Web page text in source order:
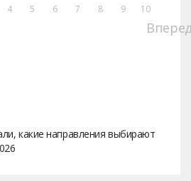
4 5 6 7 8 9 10
какие направления выбирают